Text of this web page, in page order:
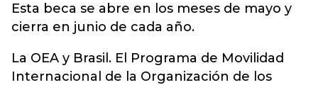
Esta beca se abre en los meses de mayo y
cierra en junio de cada año.
La OEA y Brasil. El Programa de Movilidad
Internacional de la Organización de los